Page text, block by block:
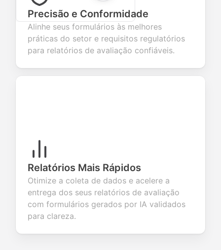
Precisão e Conformidade
Alinhe seus formulários às melhores
práticas do setor e requisitos regulatórios
para relatórios de avaliação confiáveis.
Relatórios Mais Rápidos
Otimize a coleta de dados e acelere a
entrega dos seus relatórios de avaliação
com formulários gerados por IA validados
para clareza.